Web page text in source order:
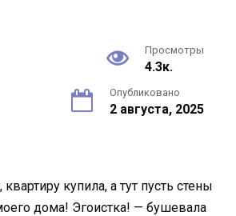
Просмотры
4.3к.
Опубликовано
2 августа, 2025
купила, а тут пусть стены
дома! Эгоистка! — бушевала